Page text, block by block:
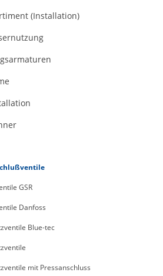
(Installation)
GSR
Danfoss
Blue-tec
mit Pressanschluss